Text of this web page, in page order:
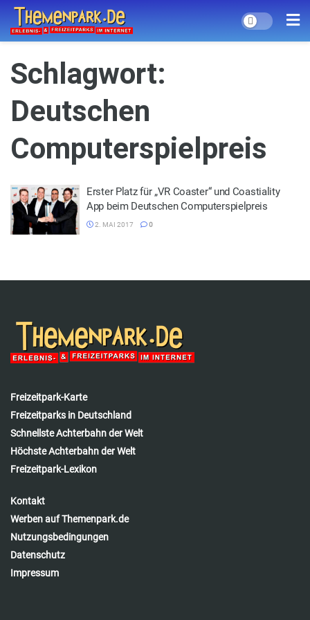
Schlagwort:
Deutschen
Computerspielpreis
Erster Platz für „VR Coaster“ und Coastiality
App beim Deutschen Computerspielpreis
2. MAI 2017 0
Freizeitpark-Karte
Freizeitparks in Deutschland
Schnellste Achterbahn der Welt
Höchste Achterbahn der Welt
Freizeitpark-Lexikon
Kontakt
Werben auf Themenpark.de
Nutzungsbedingungen
Datenschutz
Impressum